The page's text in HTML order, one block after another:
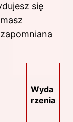
się
Wyda
rzenia